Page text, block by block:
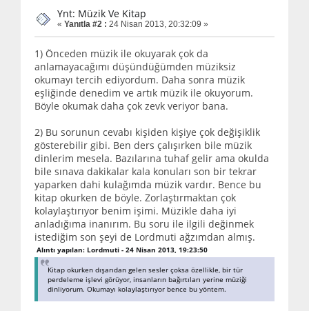
Ynt: Müzik Ve Kitap
« Yanıtla #2 : 24 Nisan 2013, 20:32:09 »
1) Önceden müzik ile okuyarak çok da
anlamayacağımı düşündüğümden müziksiz
okumayı tercih ediyordum. Daha sonra müzik
eşliğinde denedim ve artık müzik ile okuyorum.
Böyle okumak daha çok zevk veriyor bana.
2) Bu sorunun cevabı kişiden kişiye çok değişiklik
gösterebilir gibi. Ben ders çalışırken bile müzik
dinlerim mesela. Bazılarına tuhaf gelir ama okulda
bile sınava dakikalar kala konuları son bir tekrar
yaparken dahi kulağımda müzik vardır. Bence bu
kitap okurken de böyle. Zorlaştırmaktan çok
kolaylaştırıyor benim işimi. Müzikle daha iyi
anladığıma inanırım. Bu soru ile ilgili değinmek
istediğim son şeyi de Lordmuti ağzımdan almış.
Alıntı yapılan: Lordmuti - 24 Nisan 2013, 19:23:50
Kitap okurken dışarıdan gelen sesler çoksa özellikle, bir tür
perdeleme işlevi görüyor, insanların bağırtıları yerine müziği
dinliyorum. Okumayı kolaylaştırıyor bence bu yöntem.